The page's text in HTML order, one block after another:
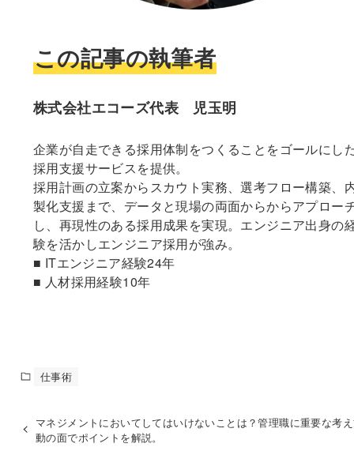
この記事の執筆者
株式会社エコーズ代表 児玉明
企業が自走できる採用体制をつくることをゴールにし
採用支援サービスを提供。
採用計画の立案からスカウト実務、選考フロー構築、
製化支援まで、データと現場の両面からからアプロー
し、再現性のある採用成果を実現。エンジニア出身の
験を活かしエンジニア採用が強み。
■ ITエンジニア経験24年
■ 人材採用経験10年
仕事術
マネジメントにおいてしてはいけないことは？管理職に重要な考
動の面でポイントを解説。